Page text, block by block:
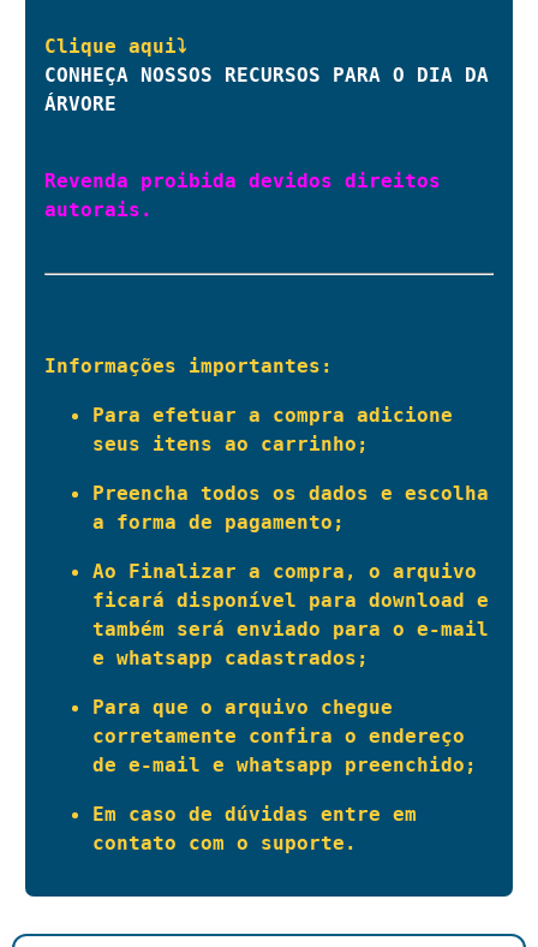
CONHEÇA NOSSOS RECURSOS PARA O DIA DA
ÁRVORE
Revenda proibida devidos direitos
autorais.
Informações importantes:
Para efetuar a compra adicione
seus itens ao carrinho;
Preencha todos os dados e escolha
a forma de pagamento;
Ao Finalizar a compra, o arquivo
ficará disponível para download e
também será enviado para o e-mail
e whatsapp cadastrados;
Para que o arquivo chegue
corretamente confira o endereço
de e-mail e whatsapp preenchido;
Em caso de dúvidas entre em
contato com o suporte.